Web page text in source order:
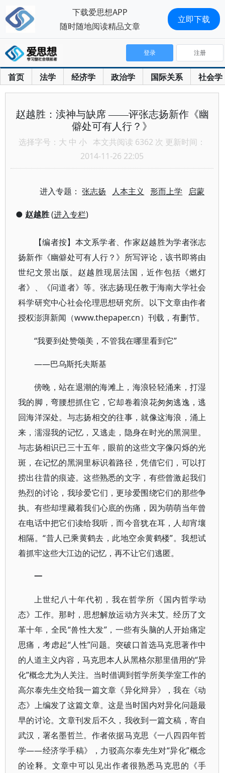
首页 法学 经济学 政治学 国际关系 社会学
登录 注册
赵越胜：渎神与缺席 ——评张志扬新作《幽
僻处可有人行？》
选择字号： 大 中 小 本文共阅读 6362 次 更新时间：
2014-11-26 22:05
进入专题：张志扬 人本主义 形而上学 启蒙
● 赵越胜(进入专栏)
【编者按】本文系学者、作家赵越胜为学者张志
扬新作《幽僻处可有人行？》所写评论，该书即将由
世纪文景出版。赵越胜现居法国，近作包括《燃灯
者》、《问道者》等。张志扬现任教于海南大学社会
科学研究中心社会伦理思想研究所。以下文章由作者
授权澎湃新闻（www.thepaper.cn）刊载，有删节。
“我要到处赞颂美，不管我在哪里看到它”
——巴乌斯托夫斯基
傍晚，站在退潮的海滩上，海浪轻轻涌来，打湿
我的脚，弯腰想抓住它，它却卷着浪花匆匆逃逸，逃
回海洋深处。与志扬相交的往事，就像这海浪，涌上
来，濡湿我的记忆，又逃走，隐身在时光的黑洞里。
与志扬相识已三十五年，眼前的这些文字像闪烁的光
斑，在记忆的黑洞里标识着路径，凭借它们，可以打
捞出往昔的痕迹。这些熟悉的文字，有些曾激起我们
热烈的讨论，我珍爱它们，更珍爱围绕它们的那些争
执。有些却埋藏着我们心底的伤痛，因为萌萌当年曾
在电话中把它们读给我听，而今音犹在耳，人却宵壤
相隔。“昔人已乘黄鹤去，此地空余黄鹤楼”。我想试
着抓牢这些大江边的记忆，再不让它们逃匿。
一
上世纪八十年代初，我在哲学所《国内哲学动
态》工作。那时，思想解放运动方兴未艾。经历了文
革十年，全民“兽性大发”，一些有头脑的人开始痛定
思痛，考虑起“人性”问题。突破口首选马克思著作中
的人道主义内容，马克思本人从黑格尔那里借用的“异
化”概念尤为人关注。当时借调到哲学所美学室工作的
高尔泰先生交给我一篇文章《异化辩异》，我在《动
态》上编发了这篇文章。这是当时国内对异化问题最
早的讨论。文章刊发后不久，我收到一篇文稿，寄自
武汉，署名墨哲兰。作者依据马克思《一八四四年哲
学——经济学手稿》，力驳高尔泰先生对“异化”概念
的诠释。文章中可以见出作者很熟悉马克思的《手
下载爱思想APP
随时随地阅读精品文章
立即下载